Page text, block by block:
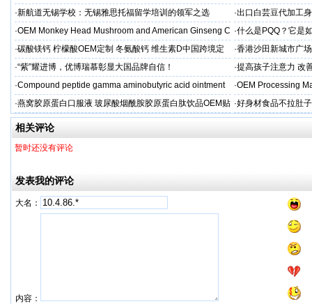
·新航道无锡学校：无锡雅思托福留学培训的领军之选 ·出口白芸豆代加工
贴牌
·OEM Monkey Head Mushroom and American Ginseng C
aps
·什么是PQQ？它是
·碳酸镁钙 柠檬酸OEM定制 冬氨酸钙 维生素D中国跨境定
制
·香港沙田新城市广
·“紫”耀进博，优博瑞慕彰显大国品牌自信！ ·提高孩子注意力 改
·Compound peptide gamma aminobutyric acid ointment ·OEM Processing
·燕窝胶原蛋白口服液 玻尿酸烟酰胺胶原蛋白肽饮品OEM贴
牌
·好身材食品不拉肚
相关评论
暂时还没有评论
发表我的评论
大名：
内容：